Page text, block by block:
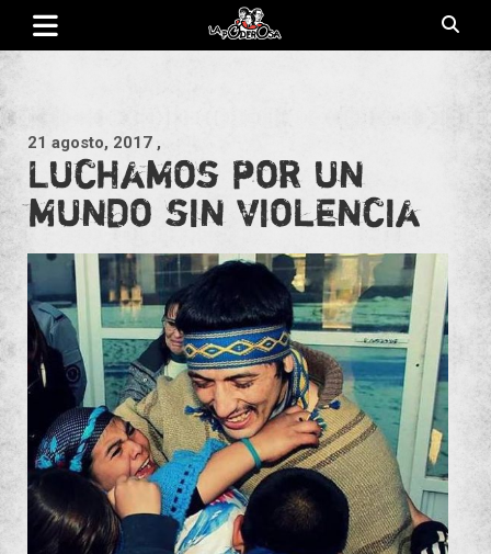
Saltar
contenido
21 agosto, 2017 ,
Luchamos por un
mundo sin violencia